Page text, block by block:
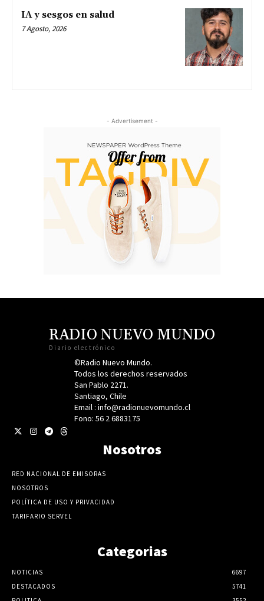
IA y sesgos en salud
7 Agosto, 2026
- Advertisement -
RADIO NUEVO MUNDO
Diario electrónico
©Radio Nuevo Mundo.
Todos los derechos reservados
San Pablo 2271.
Santiago, Chile
Email : info@radionuevomundo.cl
Fono: 56 2 6883175
Nosotros
RED NACIONAL DE EMISORAS
NOSOTROS
POLÍTICA DE USO Y PRIVACIDAD
TARIFARIO SERVEL
Categorias
NOTICIAS
6697
DESTACADOS
5741